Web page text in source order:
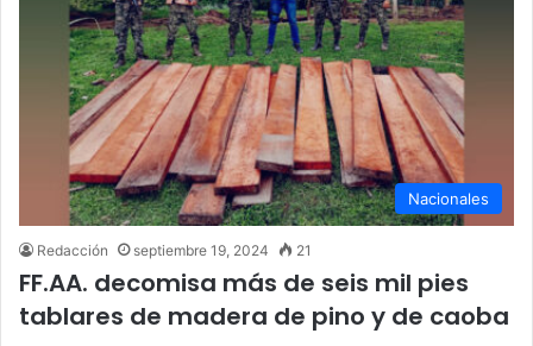
Nacionales
Redacción septiembre 19, 2024 21
FF.AA. decomisa más de seis mil pies
tablares de madera de pino y de caoba